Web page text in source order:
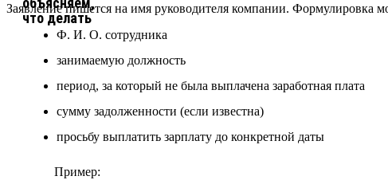
Заявление пишется на имя руководителя компании. Формулировка
Ф. И. О. сотрудника
занимаемую должность
период, за который не была выплачена заработная плата
сумму задолженности (если известна)
просьбу выплатить зарплату до конкретной даты
Пример: